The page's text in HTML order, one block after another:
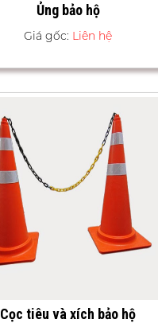
Ủng bảo hộ
Giá gốc: Liên hệ
Cọc tiêu và xích bảo hộ